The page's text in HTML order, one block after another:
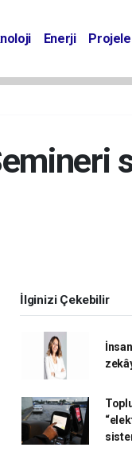
Enerji
İlginizi Çekebilir